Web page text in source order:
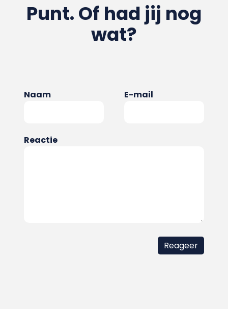
Punt. Of had jij nog
wat?
Naam E-mail
Reactie